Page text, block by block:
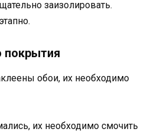
заизолировать.
покрытия
обои, их необходимо
их необходимо смочить